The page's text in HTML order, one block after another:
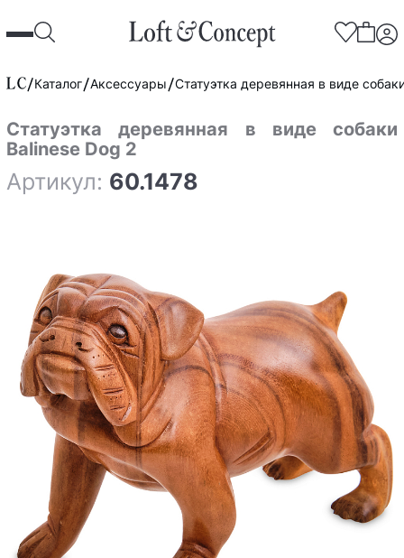
Каталог Аксессуары Статуэтка деревянная в виде
Статуэтка деревянная в виде собаки
Balinese Dog 2
Артикул: 60.1478